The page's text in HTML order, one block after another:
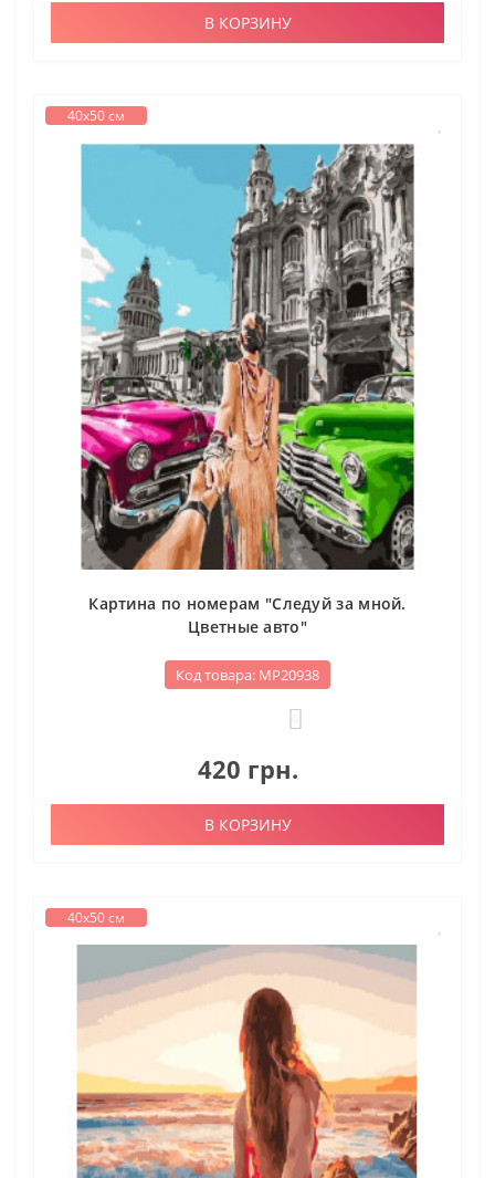
В КОРЗИНУ
40х50 см
Картина по номерам "Следуй за мной.
Цветные авто"
Код товара: МР20938
420 грн.
В КОРЗИНУ
40х50 см